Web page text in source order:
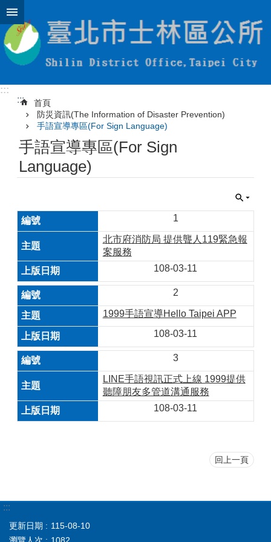
跳到主要內容區塊
:::
:::
首頁
防災資訊(The Information of Disaster Prevention)
手語宣導專區(For Sign Language)
手語宣導專區(For Sign
Language)
1
北市府消防局 提供聾人119緊急報
案服務
108-03-11
2
1999手語宣導Hello Taipei APP
108-03-11
3
LINE手語視訊正式上線 1999提供
聽障朋友多管道溝通服務
108-03-11
回上一頁
:::
更新日期
115-08-10